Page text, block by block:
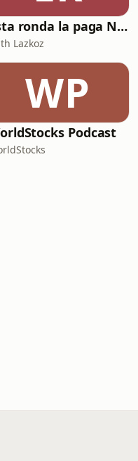
Esta ronda la paga Newton
Lazkoz
WP
Podcast